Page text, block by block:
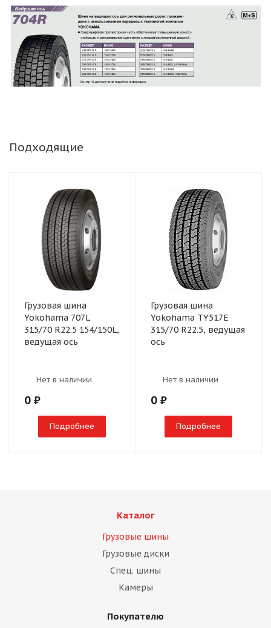
Подходящие
Грузовая шина
Yokohama 707L
315/70 R22.5 154/150L,
ведущая ось
Нет в наличии
0 ₽
Подробнее
Грузовая шина
Yokohama TY517E
315/70 R22.5, ведущая
ось
Нет в наличии
0 ₽
Подробнее
Каталог
Грузовые шины
Грузовые диски
Спец. шины
Камеры
Покупателю